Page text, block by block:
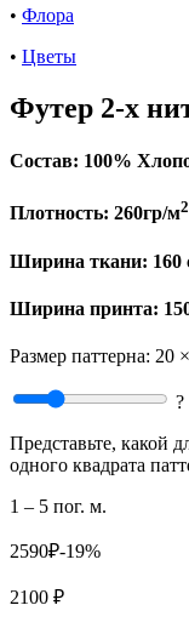
• Флора
• Цветы
Футер 2-х
Состав: 100%
Плотность: 260гр/м2
Ширина ткани: 160
Ширина принта:
Размер паттерна: 20
?
Представьте, какой
одного квадрата
1 – 5 пог. м.
2590₽-19%
2100 ₽